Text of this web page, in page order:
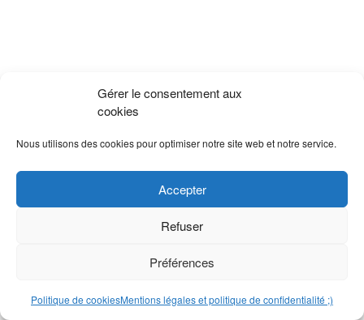
Gérer le consentement aux
cookies
Nous utilisons des cookies pour optimiser notre site web et notre service.
Accepter
Refuser
Préférences
Politique de cookiesMentions légales et politique de confidentialité ;)